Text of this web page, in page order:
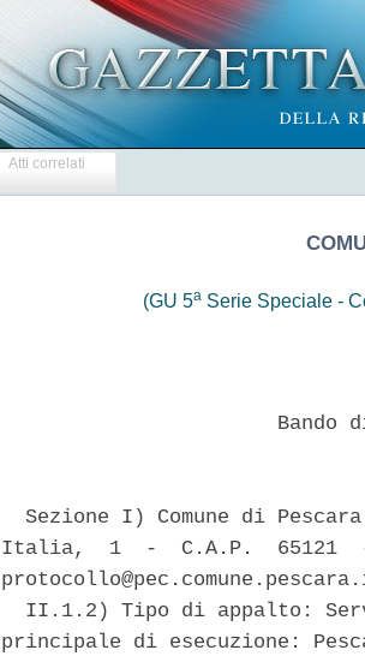
Atti correlati
(GU 5a Serie Speciale -
Bando
Sezione I) Comune di
Italia,  1  -  C.A.P.  65121
II.1.2) Tipo di appalto:
principale di esecuzione: